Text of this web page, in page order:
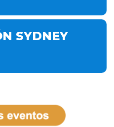
SYDNEY